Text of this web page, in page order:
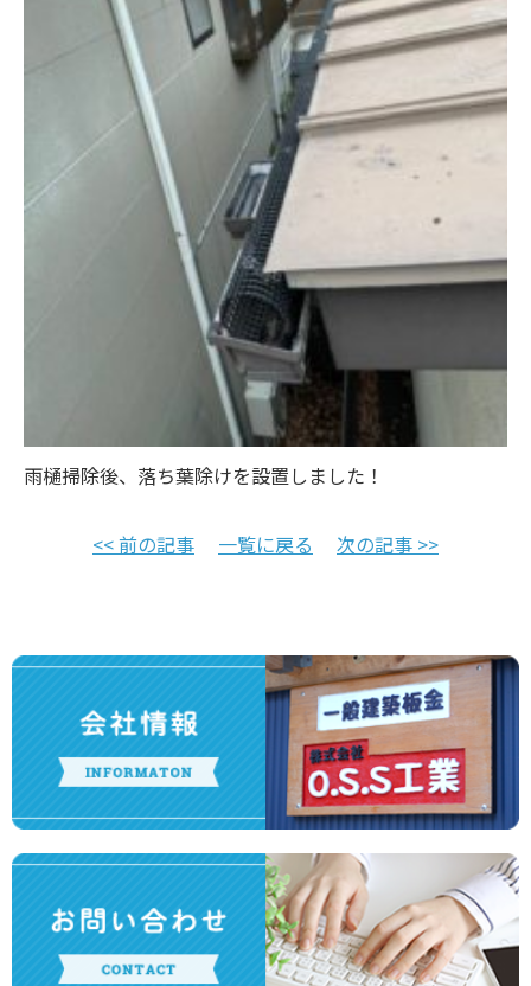
雨樋掃除後、落ち葉除けを設置しました！
<< 前の記事 一覧に戻る 次の記事 >>